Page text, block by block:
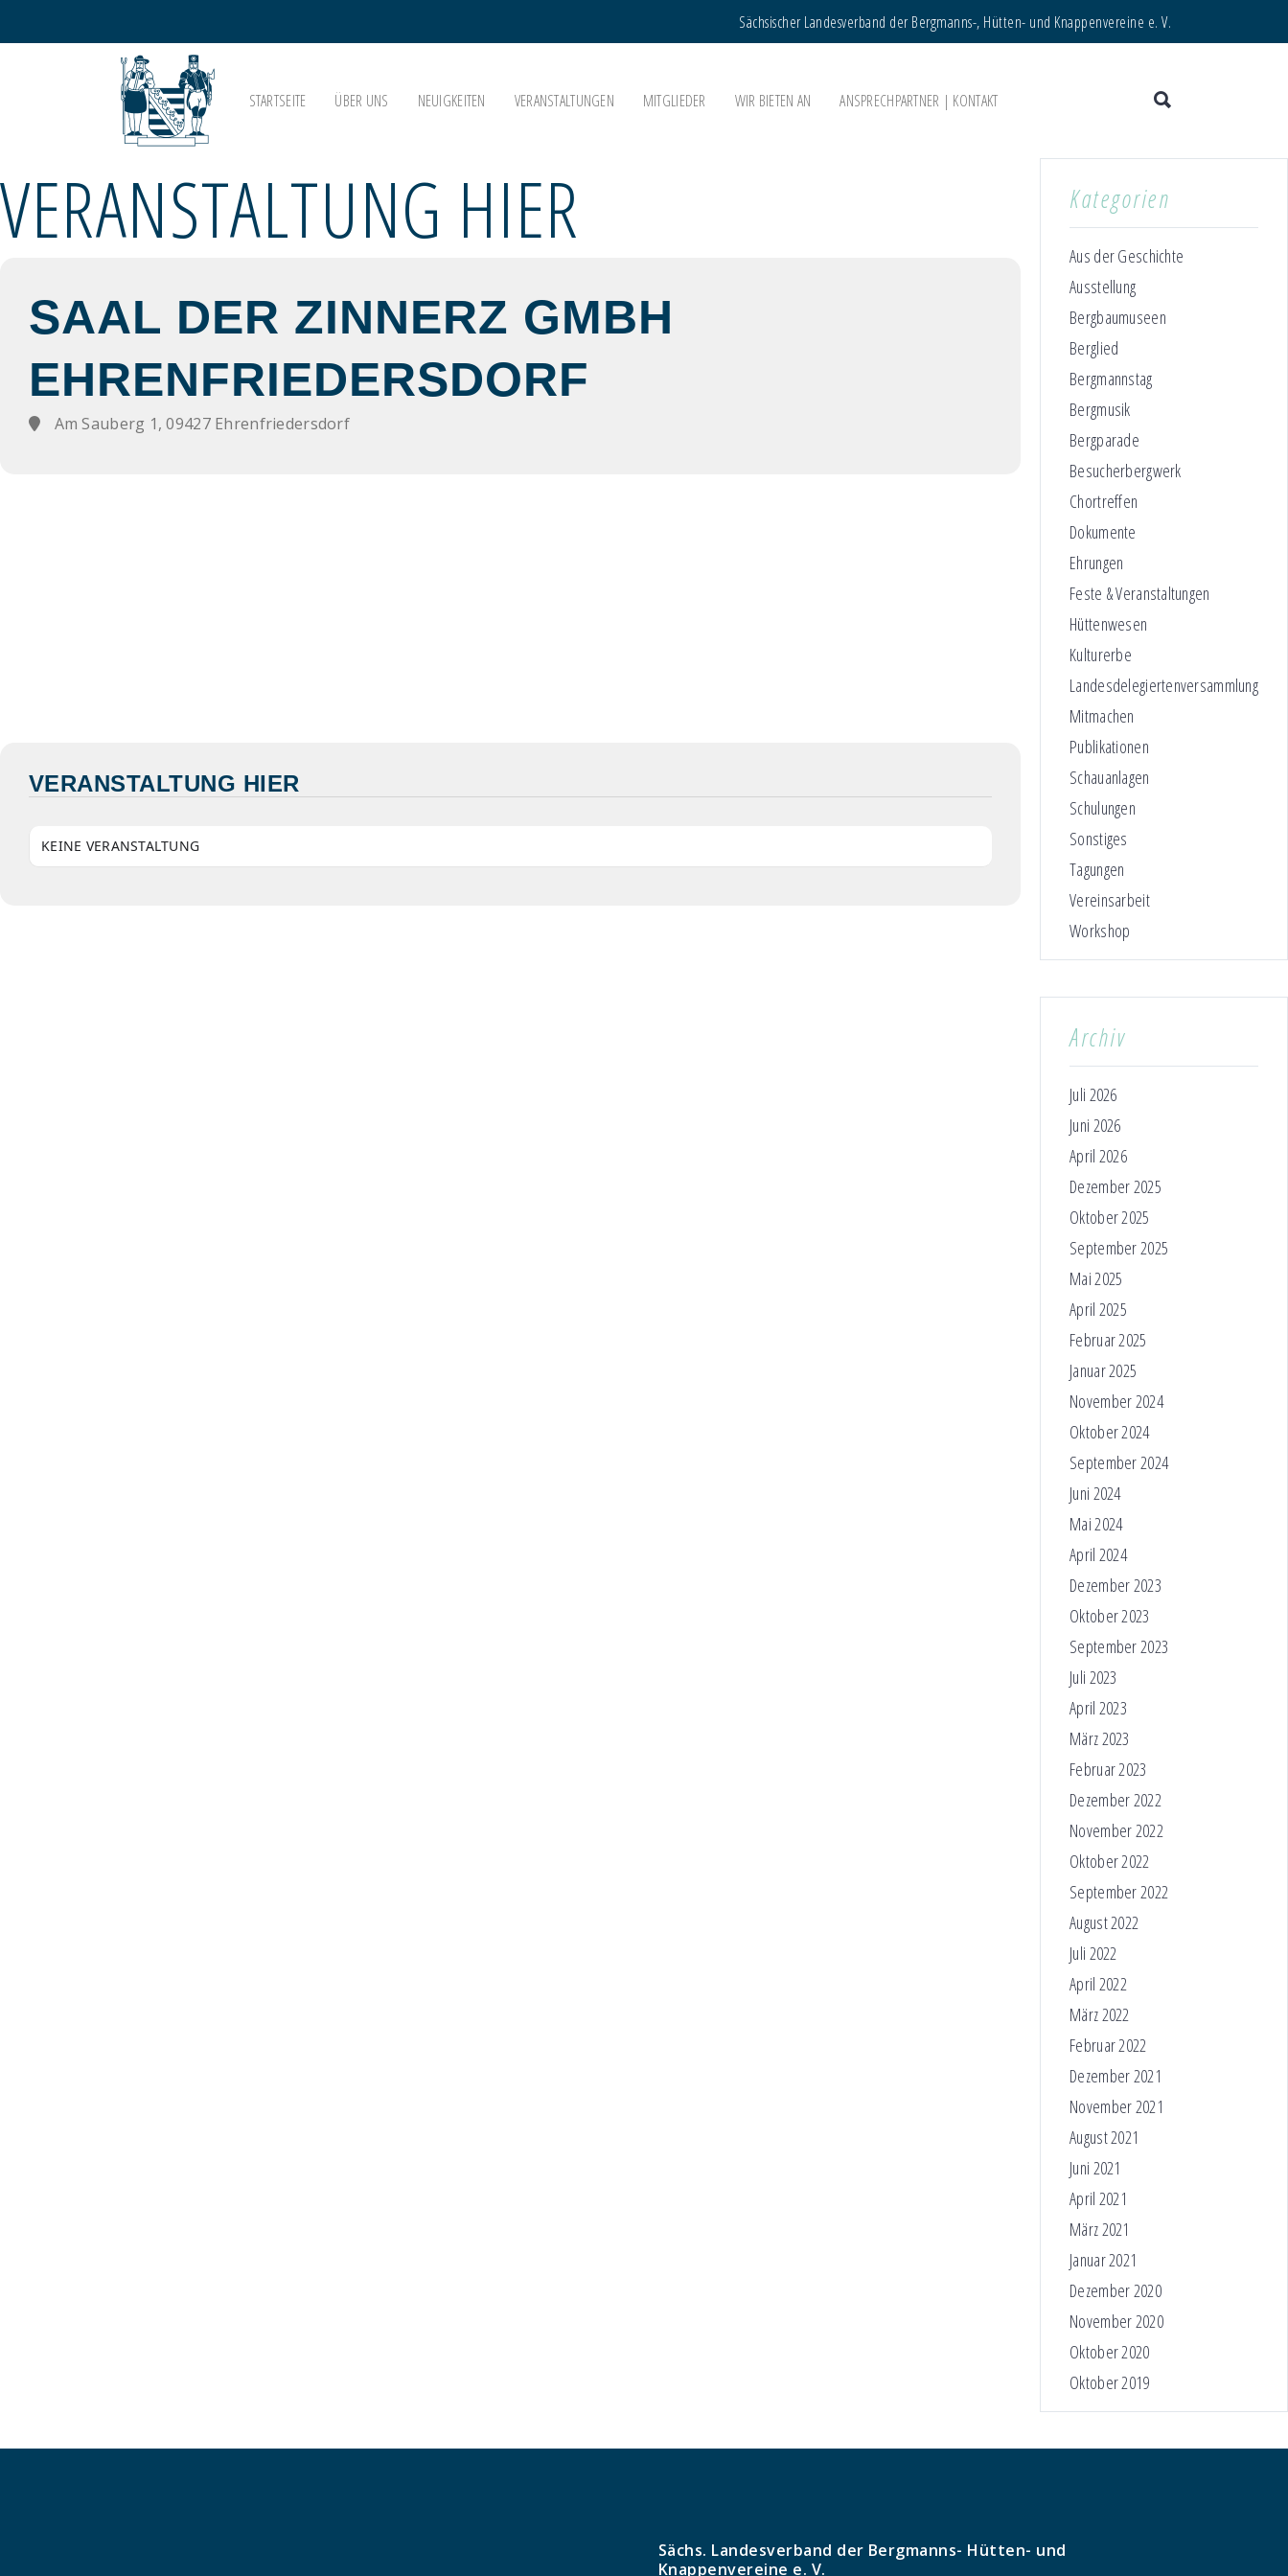
Sächsischer Landesverband der Bergmanns-, Hütten- und Knappenvereine e. V.
STARTSEITE ÜBER UNS NEUIGKEITEN VERANSTALTUNGEN MITGLIEDER WIR BIETEN AN ANSPRECHPARTNER | KONTAKT
VERANSTALTUNG HIER
SAAL DER ZINNERZ GMBH
EHRENFRIEDERSDORF
Am Sauberg 1, 09427 Ehrenfriedersdorf
VERANSTALTUNG HIER
KEINE VERANSTALTUNG
Kategorien
Aus der Geschichte
Ausstellung
Bergbaumuseen
Berglied
Bergmannstag
Bergmusik
Bergparade
Besucherbergwerk
Chortreffen
Dokumente
Ehrungen
Feste & Veranstaltungen
Hüttenwesen
Kulturerbe
Landesdelegiertenversammlung
Mitmachen
Publikationen
Schauanlagen
Schulungen
Sonstiges
Tagungen
Vereinsarbeit
Workshop
Archiv
Juli 2026
Juni 2026
April 2026
Dezember 2025
Oktober 2025
September 2025
Mai 2025
April 2025
Februar 2025
Januar 2025
November 2024
Oktober 2024
September 2024
Juni 2024
Mai 2024
April 2024
Dezember 2023
Oktober 2023
September 2023
Juli 2023
April 2023
März 2023
Februar 2023
Dezember 2022
November 2022
Oktober 2022
September 2022
August 2022
Juli 2022
April 2022
März 2022
Februar 2022
Dezember 2021
November 2021
August 2021
Juni 2021
April 2021
März 2021
Januar 2021
Dezember 2020
November 2020
Oktober 2020
Oktober 2019
Sächs. Landesverband der Bergmanns- Hütten- und
Knappenvereine e. V.